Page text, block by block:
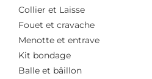
Collier et Laisse
Fouet et cravache
Menotte et entrave
Kit bondage
Balle et bâillon